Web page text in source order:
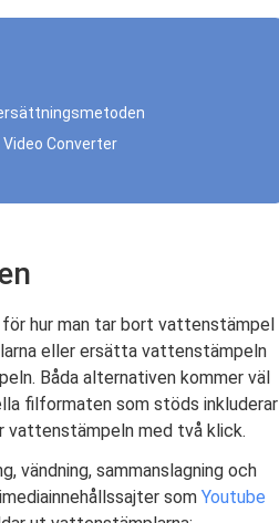
Converter
hur man tar bort vattenstämpel
eller ersätta vattenstämpeln
Båda alternativen kommer väl
filformaten som stöds inkluderar
vattenstämpeln med två klick.
vändning, sammanslagning och
som Youtube